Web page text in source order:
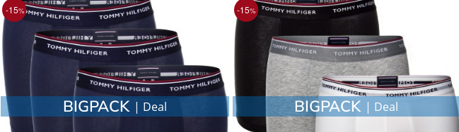
-15%
BIGPACK | Deal
-15%
BIGPACK | Deal